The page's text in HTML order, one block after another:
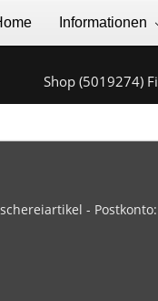
Informationen
Shop (5019274)
-